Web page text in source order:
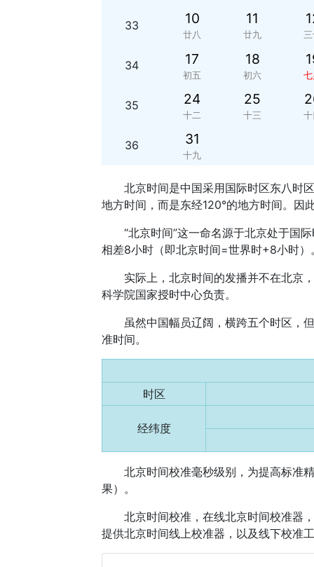
33 10
廿八
11
廿九
34 17
初五
18
初六
35 24
十二
25
十三
36 31
十九
北京时间是中国采用国际时区东八时
地方时间，而是东经120°的地方时间。因
“北京时间”这一命名源于北京处于国
相差8小时（即北京时间=世界时+8小时）
实际上，北京时间的发播并不在北京
科学院国家授时中心负责。
虽然中国幅员辽阔，横跨五个时区，
准时间。
时区
经纬度
北京时间校准毫秒级别，为提高标准
果）。
北京时间校准，在线北京时间校准器
提供北京时间线上校准器，以及线下校准